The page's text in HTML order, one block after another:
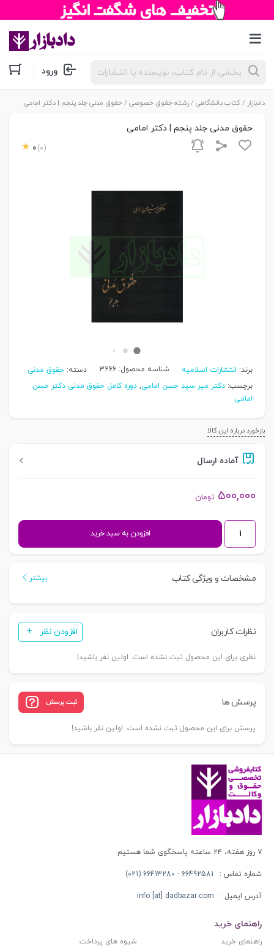
جستجوی
محصولات ورود
دادبازار /کتاب دانشگاهی /رشته حقوق خصوصی / حقوق مدنی جلد پنجم | دکتر امامی
حقوق مدنی جلد پنجم | دکتر امامی
0 (0)
برند: انتشارات اسلامیه شناسه محصول:3266 دسته: حقوق مدنی
برچسب: دکتر میر سید حسن امامی, دوره کامل حقوق مدنی دکتر حسن
امامی
بازخورد درباره این کالا
آماده ارسال
۵۰۰,۰۰۰ تومان
حقوق
مدنی
پنجم
عدد
افزودن به سبد خرید
مشخصات و ویژگی کتاب بیشتر
نظرات کاربران افزودن نظر
نظری برای این محصول ثبت نشده است. اولین نفر باشید!
پرسش ها ثبت پرسش
پرسش برای این محصول ثبت نشده است. اولین نفر باشید!
۷ روز هفته، ۲۴ ساعته پاسخگوی شما هستیم
شماره تماس : 66492581 - 66413280 (021)
آدرس ایمیل : info [at] dadbazar.com
راهنمای خرید
راهنمای خرید
شیوه های پرداخت